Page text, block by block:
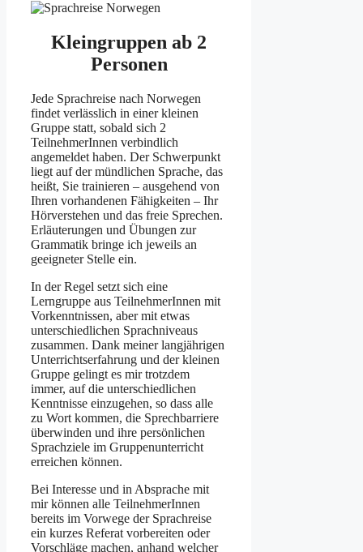
Kleingruppen ab 2
Personen
Jede Sprachreise nach Norwegen
findet verlässlich in einer kleinen
Gruppe statt, sobald sich 2
TeilnehmerInnen verbindlich
angemeldet haben. Der Schwerpunkt
liegt auf der mündlichen Sprache, das
heißt, Sie trainieren – ausgehend von
Ihren vorhandenen Fähigkeiten – Ihr
Hörverstehen und das freie Sprechen.
Erläuterungen und Übungen zur
Grammatik bringe ich jeweils an
geeigneter Stelle ein.
In der Regel setzt sich eine
Lerngruppe aus TeilnehmerInnen mit
Vorkenntnissen, aber mit etwas
unterschiedlichen Sprachniveaus
zusammen. Dank meiner langjährigen
Unterrichtserfahrung und der kleinen
Gruppe gelingt es mir trotzdem
immer, auf die unterschiedlichen
Kenntnisse einzugehen, so dass alle
zu Wort kommen, die Sprechbarriere
überwinden und ihre persönlichen
Sprachziele im Gruppenunterricht
erreichen können.
Bei Interesse und in Absprache mit
mir können alle TeilnehmerInnen
bereits im Vorwege der Sprachreise
ein kurzes Referat vorbereiten oder
Vorschläge machen, anhand welcher